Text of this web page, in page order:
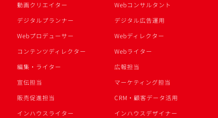
動画クリエイター
Webコンサルタント
デジタルプランナー
デジタル広告運用
Webプロデューサー
Webディレクター
コンテンツディレクター
Webライター
編集・ライター
広報担当
宣伝担当
マーケティング担当
販売促進担当
CRM・顧客データ活用
インハウスライター
インハウスデザイナー